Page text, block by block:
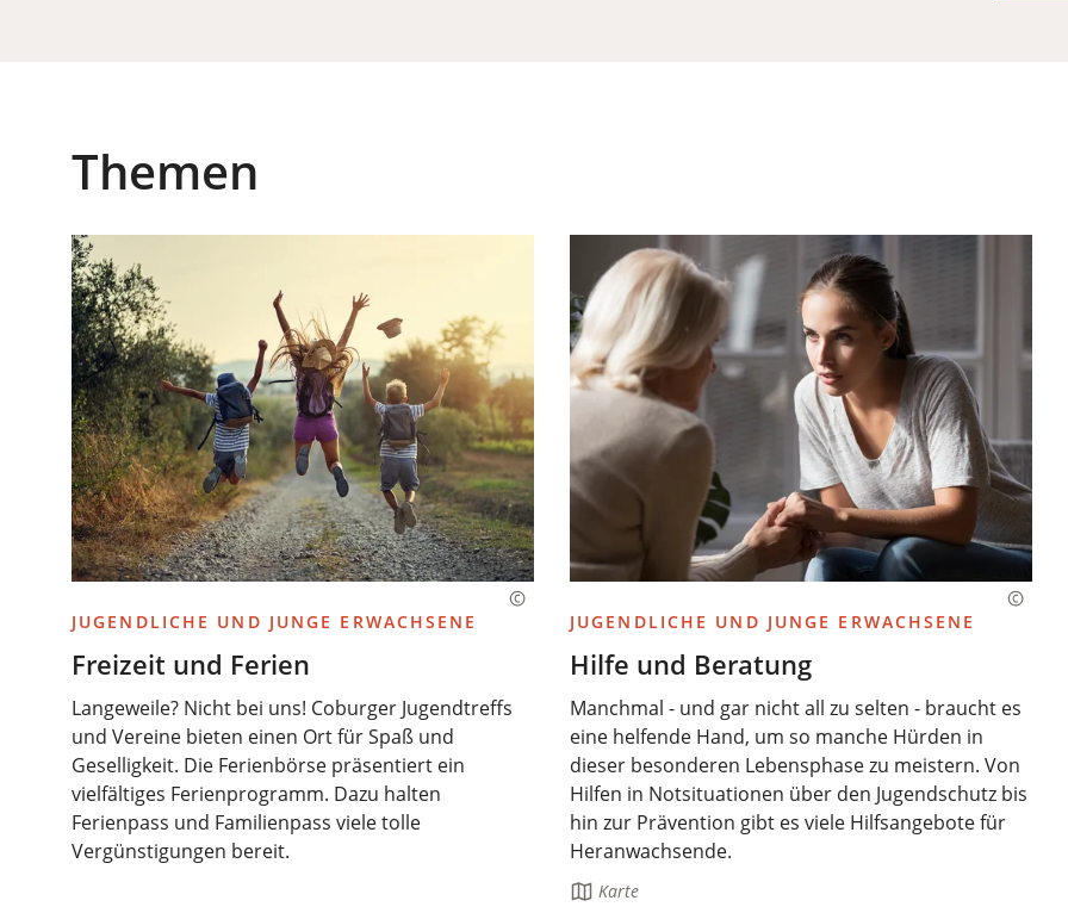
Themen
JUGENDLICHE UND JUNGE ERWACHSENE
Freizeit und Ferien
Langeweile? Nicht bei uns! Coburger Jugendtreffs
und Vereine bieten einen Ort für Spaß und
Geselligkeit. Die Ferienbörse präsentiert ein
vielfältiges Ferienprogramm. Dazu halten
Ferienpass und Familienpass viele tolle
Vergünstigungen bereit.
JUGENDLICHE UND JUNGE ERWACHSENE
Hilfe und Beratung
Manchmal - und gar nicht all zu selten - braucht es
eine helfende Hand, um so manche Hürden in
dieser besonderen Lebensphase zu meistern. Von
Hilfen in Notsituationen über den Jugendschutz bis
hin zur Prävention gibt es viele Hilfsangebote für
Heranwachsende.
Die Karte